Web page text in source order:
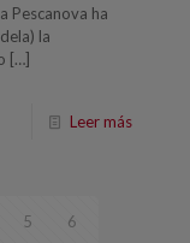
Pescanova ha
la
[…]
Leer más
5 6